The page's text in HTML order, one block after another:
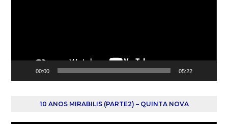
00:00 05:22
10 ANOS MIRABILIS (PARTE2) – QUINTA NOVA